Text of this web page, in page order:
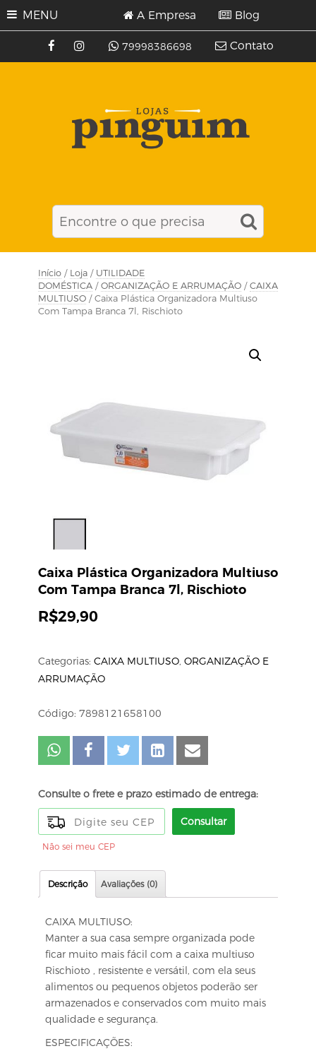
MENU
79998386698
A Empresa Blog
Contato
Início / Loja / UTILIDADE
DOMÉSTICA / ORGANIZAÇÃO E ARRUMAÇÃO / CAIXA
MULTIUSO / Caixa Plástica Organizadora Multiuso
Com Tampa Branca 7l, Rischioto
Caixa Plástica Organizadora Multiuso
Com Tampa Branca 7l, Rischioto
R$29,90
Categorias: CAIXA MULTIUSO, ORGANIZAÇÃO E
ARRUMAÇÃO
Código: 7898121658100
Consulte o frete e prazo estimado de entrega:
Consultar
Não sei meu CEP
Descrição Avaliações (0)
CAIXA MULTIUSO:
Manter a sua casa sempre organizada pode
ficar muito mais fácil com a caixa multiuso
Rischioto , resistente e versátil, com ela seus
alimentos ou pequenos objetos poderão ser
armazenados e conservados com muito mais
qualidade e segurança.
ESPECIFICAÇÕES: